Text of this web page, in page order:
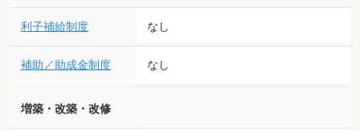
利子補給制度 なし
補助／助成金制度 なし
増築・改築・改修